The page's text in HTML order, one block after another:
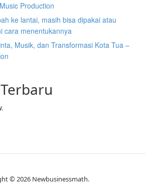
Production
ke lantai, masih bisa dipakai atau
cara menentukannya
Musik, dan Transformasi Kota Tua –
© 2026 Newbusinessmath.